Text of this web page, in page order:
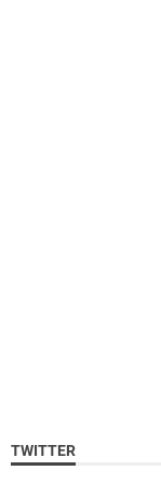
TWITTER